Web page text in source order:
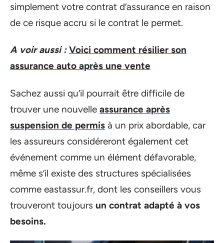
simplement votre contrat d’assurance en raison
de ce risque accru si le contrat le permet.
A voir aussi : Voici comment résilier son
assurance auto après une vente
Sachez aussi qu’il pourrait être difficile de
trouver une nouvelle assurance après
suspension de permis à un prix abordable, car
les assureurs considéreront également cet
événement comme un élément défavorable,
même s’il existe des structures spécialisées
comme eastassur.fr, dont les conseillers vous
trouveront toujours un contrat adapté à vos
besoins.